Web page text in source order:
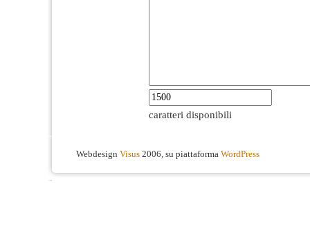
caratteri disponibili
Webdesign Visus 2006, su piattaforma WordPress